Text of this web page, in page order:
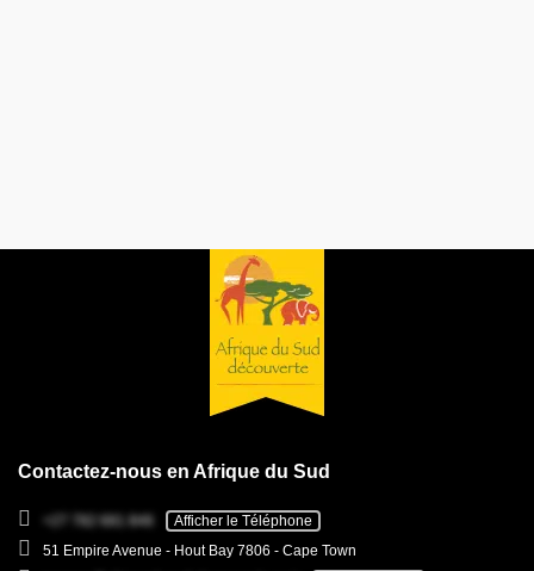
Contactez-nous en Afrique du Sud
+27 782 681 846
Afficher le Téléphone
51 Empire Avenue - Hout Bay 7806 - Cape Town